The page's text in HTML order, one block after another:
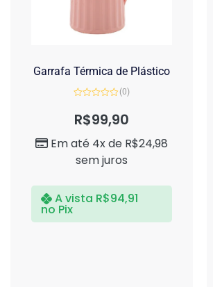
Garrafa Térmica de Plástico
0
de
(0)
R$99,90
Em até 4x de R$24,98
sem juros
A vista R$94,91
no Pix